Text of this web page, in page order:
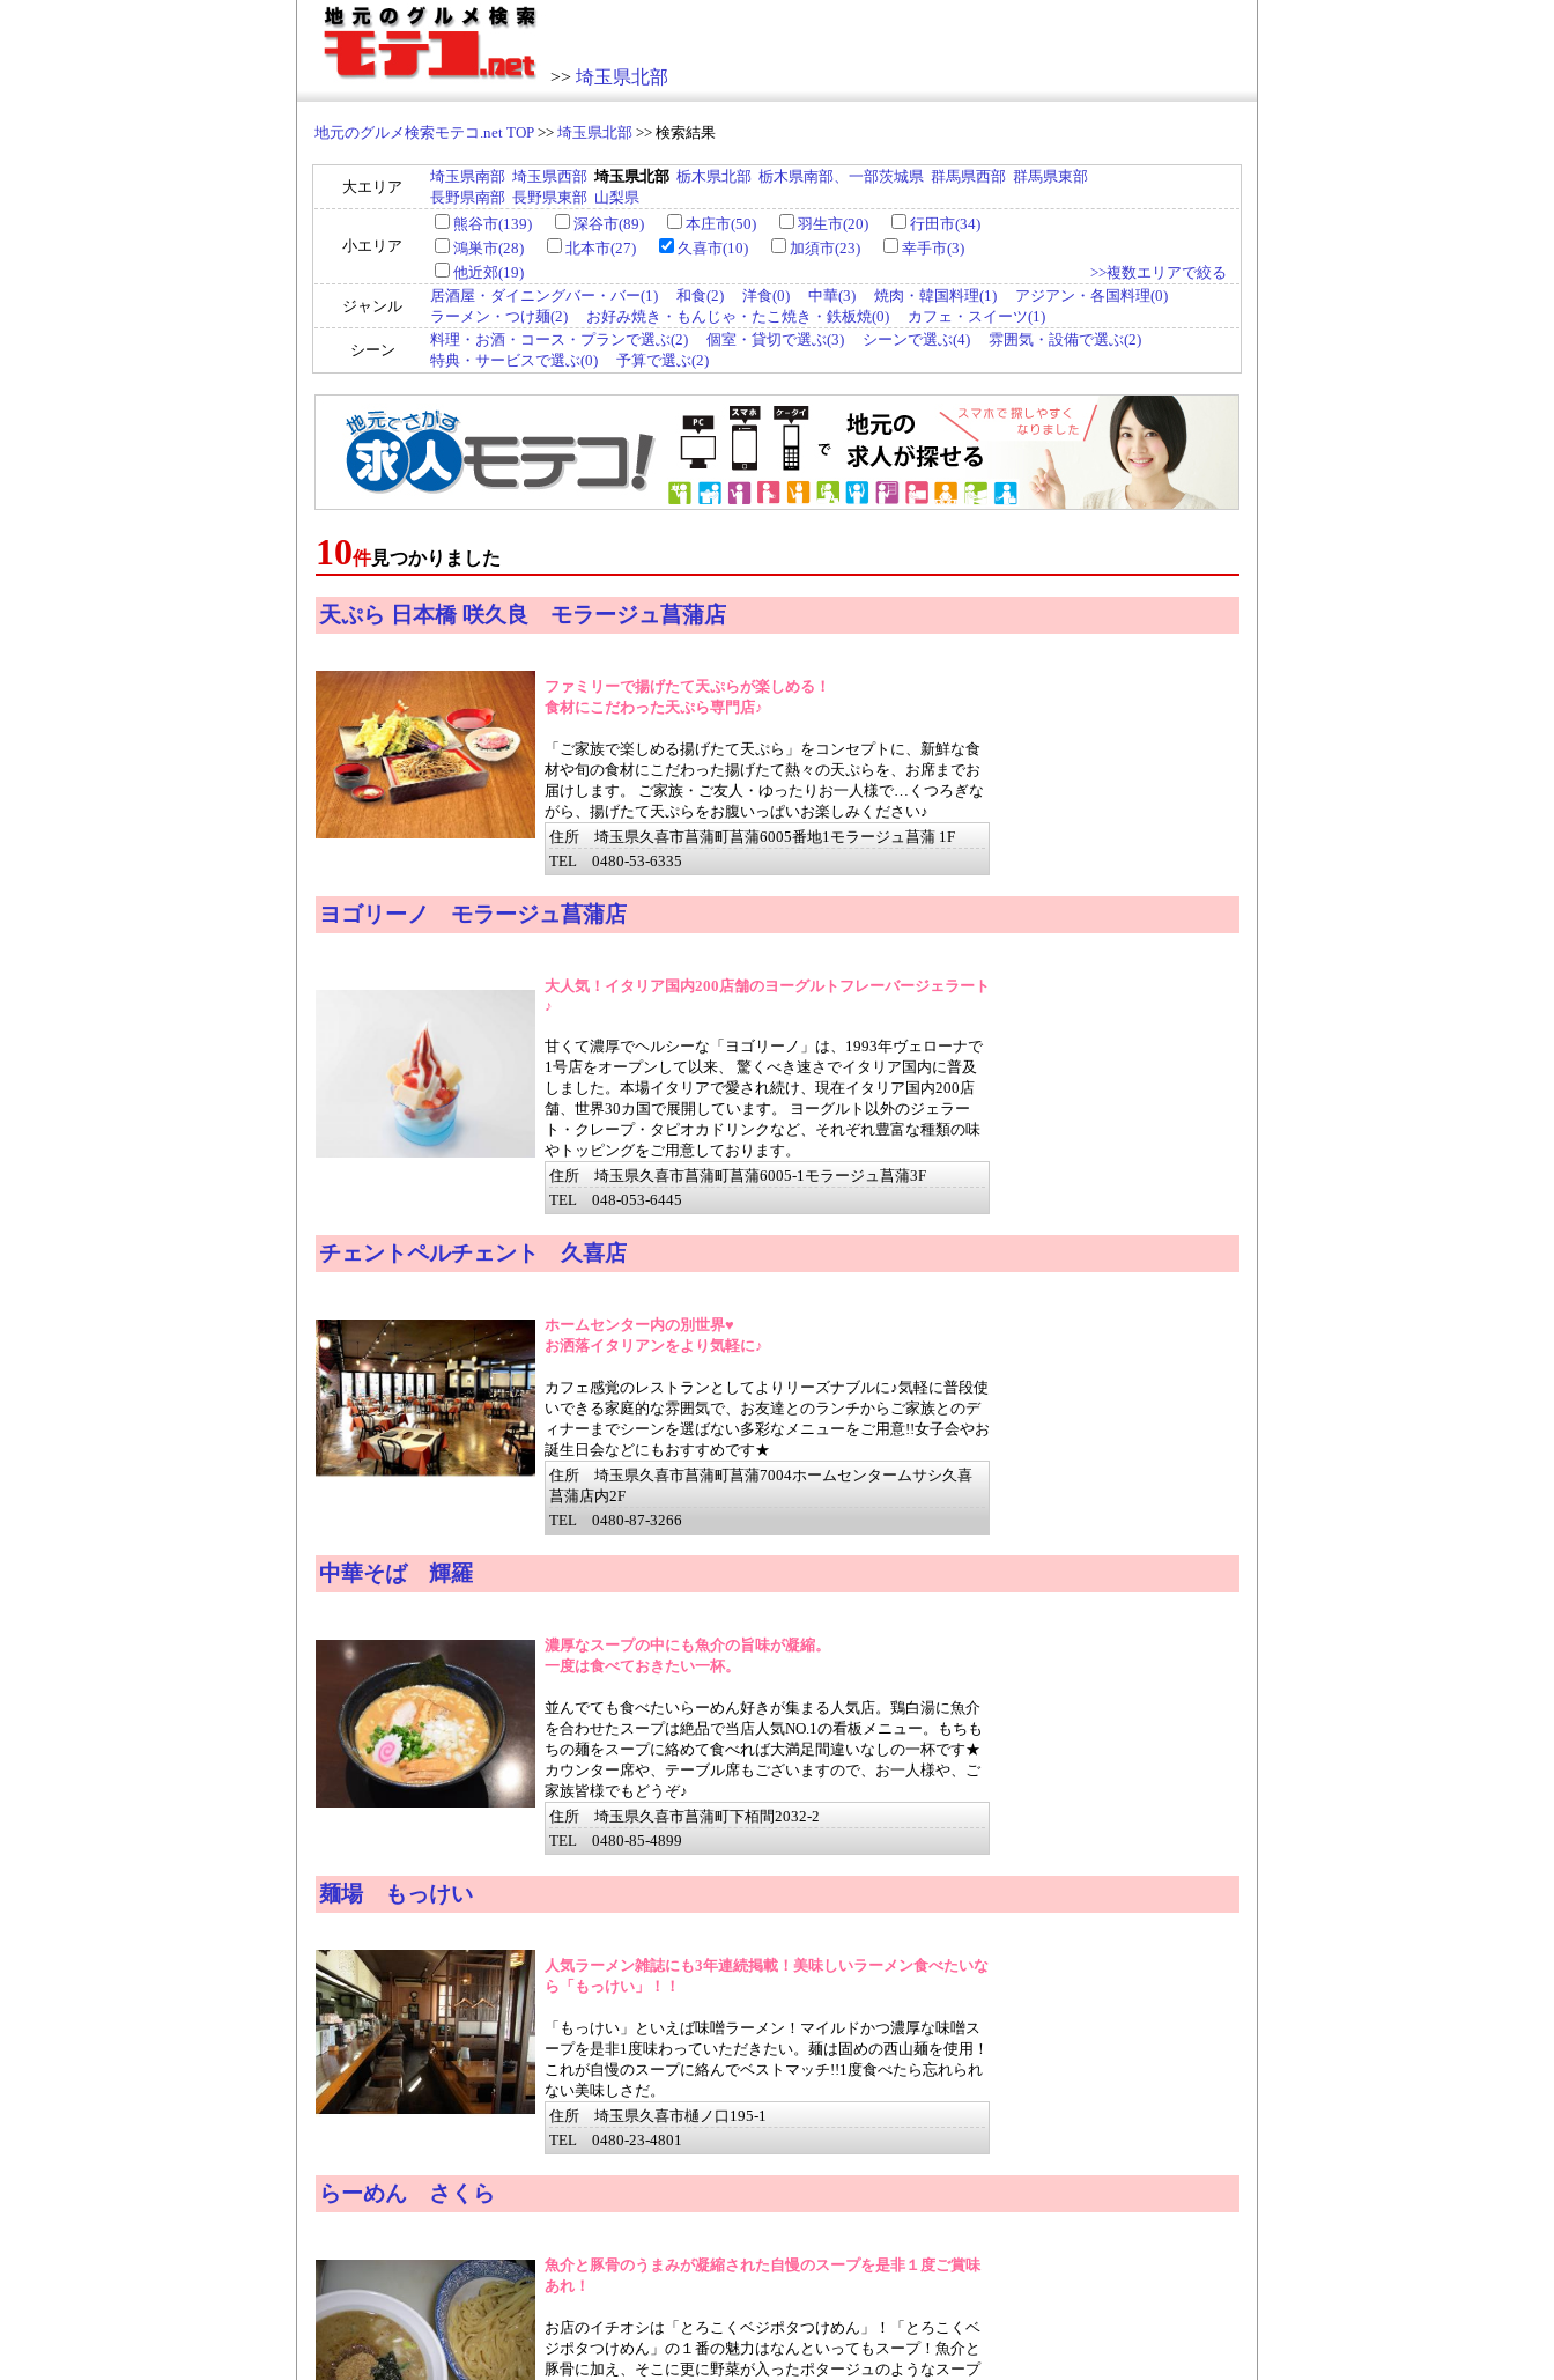
>> 埼玉県北部
地元のグルメ検索モテコ.net TOP >> 埼玉県北部 >> 検索結果
大エリア
埼玉県南部 埼玉県西部 埼玉県北部 栃木県北部 栃木県南部、一部茨城県 群馬県西部 群馬県東部
長野県南部 長野県東部 山梨県
小エリア
熊谷市(139) 深谷市(89) 本庄市(50) 羽生市(20)
行田市(34)
鴻巣市(28)
北本市(27) 久喜市(10) 加須市(23)
幸手市(3)
他近郊(19)
>>複数エリアで絞る
ジャンル
居酒屋・ダイニングバー・バー(1) 和食(2) 洋食(0) 中華(3) 焼肉・韓国料理(1)
アジアン・各国料理(0)
ラーメン・つけ麺(2)
お好み焼き・もんじゃ・たこ焼き・鉄板焼(0)
カフェ・スイーツ(1)
シーン
料理・お酒・コース・プランで選ぶ(2) 個室・貸切で選ぶ(3) シーンで選ぶ(4)
雰囲気・設備で選ぶ(2)
特典・サービスで選ぶ(0)
予算で選ぶ(2)
10件見つかりました
天ぷら 日本橋 咲久良 モラージュ菖蒲店
ファミリーで揚げたて天ぷらが楽しめる！
食材にこだわった天ぷら専門店♪
「ご家族で楽しめる揚げたて天ぷら」をコンセプトに、新鮮な食
材や旬の食材にこだわった揚げたて熱々の天ぷらを、お席までお
届けします。 ご家族・ご友人・ゆったりお一人様で…くつろぎな
がら、揚げたて天ぷらをお腹いっぱいお楽しみください♪
住所 埼玉県久喜市菖蒲町菖蒲6005番地1モラージュ菖蒲 1F
TEL 0480-53-6335
ヨゴリーノ モラージュ菖蒲店
大人気！イタリア国内200店舗のヨーグルトフレーバージェラート
♪
甘くて濃厚でヘルシーな「ヨゴリーノ」は、1993年ヴェローナで
1号店をオープンして以来、 驚くべき速さでイタリア国内に普及
しました。本場イタリアで愛され続け、現在イタリア国内200店
舗、世界30カ国で展開しています。 ヨーグルト以外のジェラー
ト・クレープ・タピオカドリンクなど、それぞれ豊富な種類の味
やトッピングをご用意しております。
住所 埼玉県久喜市菖蒲町菖蒲6005-1モラージュ菖蒲3F
TEL 048-053-6445
チェントペルチェント 久喜店
ホームセンター内の別世界♥
お洒落イタリアンをより気軽に♪
カフェ感覚のレストランとしてよりリーズナブルに♪気軽に普段使
いできる家庭的な雰囲気で、お友達とのランチからご家族とのデ
ィナーまでシーンを選ばない多彩なメニューをご用意!!女子会やお
誕生日会などにもおすすめです★
住所 埼玉県久喜市菖蒲町菖蒲7004ホームセンタームサシ久喜
菖蒲店内2F
TEL 0480-87-3266
中華そば 輝羅
濃厚なスープの中にも魚介の旨味が凝縮。
一度は食べておきたい一杯。
並んでても食べたいらーめん好きが集まる人気店。鶏白湯に魚介
を合わせたスープは絶品で当店人気NO.1の看板メニュー。もちも
ちの麺をスープに絡めて食べれば大満足間違いなしの一杯です★
カウンター席や、テーブル席もございますので、お一人様や、ご
家族皆様でもどうぞ♪
住所 埼玉県久喜市菖蒲町下栢間2032-2
TEL 0480-85-4899
麺場 もっけい
人気ラーメン雑誌にも3年連続掲載！美味しいラーメン食べたいな
ら「もっけい」！！
「もっけい」といえば味噌ラーメン！マイルドかつ濃厚な味噌ス
ープを是非1度味わっていただきたい。麺は固めの西山麺を使用！
これが自慢のスープに絡んでベストマッチ!!1度食べたら忘れられ
ない美味しさだ。
住所 埼玉県久喜市樋ノ口195-1
TEL 0480-23-4801
らーめん さくら
魚介と豚骨のうまみが凝縮された自慢のスープを是非１度ご賞味
あれ！
お店のイチオシは「とろこくベジポタつけめん」！「とろこくベ
ジポタつけめん」の１番の魅力はなんといってもスープ！魚介と
豚骨に加え、そこに更に野菜が入ったポタージュのようなスープ